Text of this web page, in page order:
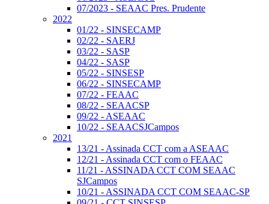
07/2023 - SEAAC Pres. Prudente
2022
01/22 - SINSECAMP
02/22 - SAERJ
03/22 - SASP
04/22 - SASP
05/22 - SINSESP
06/22 - SINSECAMP
07/22 - FEAAC
08/22 - SEAACSP
09/22 - ASEAAC
10/22 - SEAACSJCampos
2021
13/21 - Assinada CCT com a ASEAAC
12/21 - Assinada CCT com o FEAAC
11/21 - ASSINADA CCT COM SEAAC
SJCampos
10/21 - ASSINADA CCT COM SEAAC-SP